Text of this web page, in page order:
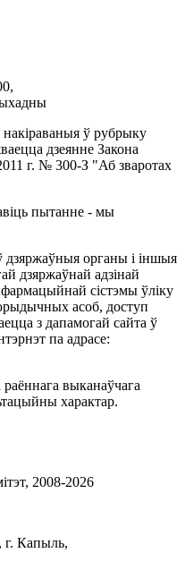
ў рубрыку
дзеянне Закона
г. № 300-З "Аб зваротах
пытанне - мы
органы і іншыя
дзяржаўнай адзінай
сістэмы ўліку
асоб, доступ
з дапамогай сайта ў
па адрасе:
выканаўчага
характар.
2008-2026
г. Капыль,